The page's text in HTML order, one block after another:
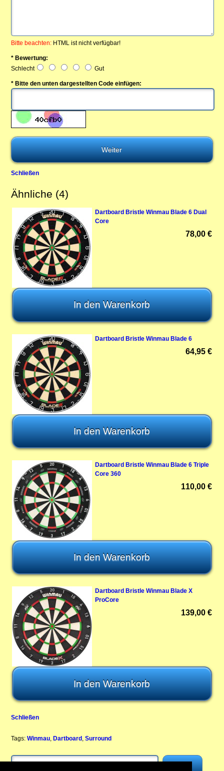
Bitte beachten: HTML ist nicht verfügbar!
* Bewertung:
Schlecht
Gut
* Bitte den unten dargestellten Code einfügen:
Schließen
Ähnliche (4)
Dartboard Bristle Winmau Blade 6 Dual
Core
78,00 €
Dartboard Bristle Winmau Blade 6
64,95 €
Dartboard Bristle Winmau Blade 6 Triple
Core 360
110,00 €
Dartboard Bristle Winmau Blade X
ProCore
139,00 €
Schließen
Tags: Winmau,Dartboard,Surround